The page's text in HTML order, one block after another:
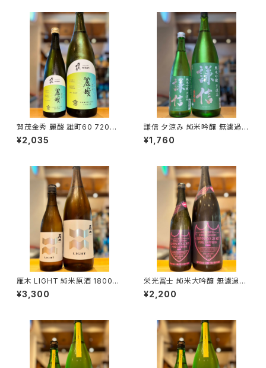
賀茂金秀 麗酸 雄町60 720ml
１本（金光酒造・広島県東広島市
黒瀬町）
¥2,035
謙信 夕涼み 純米吟醸 無濾過生
720ml１本（池田屋酒造・新潟
県糸魚川市新鉄）
¥1,760
雁木 LIGHT 純米原酒 1800ml
１本（八百新酒造・山口県岩国市
今津町）
¥3,300
栄光冨士 純米大吟醸 無濾過生
原酒 CRIMSONGLORY PINK
SAPPHIRE 720ml １本（冨士
¥2,200